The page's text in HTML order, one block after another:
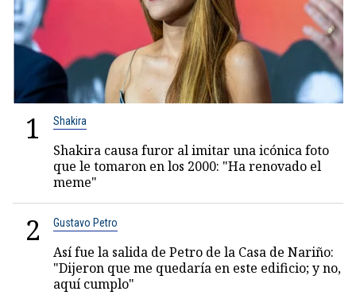
1 Shakira
Shakira causa furor al imitar una icónica foto
que le tomaron en los 2000: "Ha renovado el
meme"
2 Gustavo Petro
Así fue la salida de Petro de la Casa de Nariño:
"Dijeron que me quedaría en este edificio; y no,
aquí cumplo"